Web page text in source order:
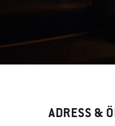
ADRESS &